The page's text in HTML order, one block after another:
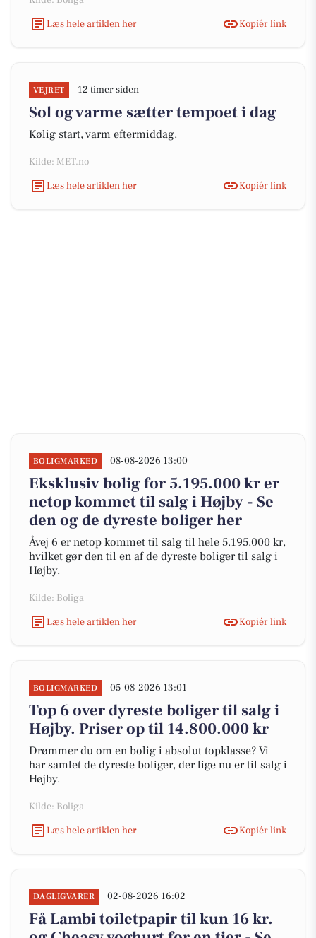
Læs hele artiklen her
Kopiér link
VEJRET 12 timer siden
Sol og varme sætter tempoet i dag
Kølig start, varm eftermiddag.
Kilde: MET.no
Læs hele artiklen her
Kopiér link
BOLIGMARKED 08-08-2026 13:00
Eksklusiv bolig for 5.195.000 kr er
netop kommet til salg i Højby - Se
den og de dyreste boliger her
Åvej 6 er netop kommet til salg til hele 5.195.000 kr,
hvilket gør den til en af de dyreste boliger til salg i
Højby.
Kilde: Boliga
Læs hele artiklen her
Kopiér link
BOLIGMARKED 05-08-2026 13:01
Top 6 over dyreste boliger til salg i
Højby. Priser op til 14.800.000 kr
Drømmer du om en bolig i absolut topklasse? Vi
har samlet de dyreste boliger, der lige nu er til salg i
Højby.
Kilde: Boliga
Læs hele artiklen her
Kopiér link
DAGLIGVARER 02-08-2026 16:02
Få Lambi toiletpapir til kun 16 kr.